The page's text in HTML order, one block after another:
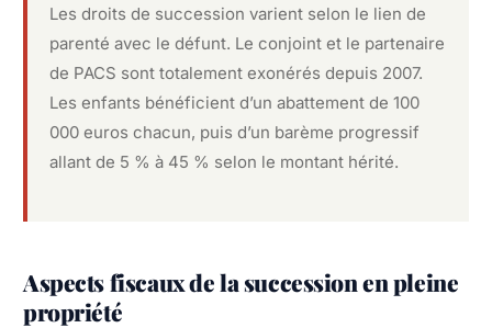
Les droits de succession varient selon le lien de
parenté avec le défunt. Le conjoint et le partenaire
de PACS sont totalement exonérés depuis 2007.
Les enfants bénéficient d’un abattement de 100
000 euros chacun, puis d’un barème progressif
allant de 5 % à 45 % selon le montant hérité.
Aspects fiscaux de la succession en pleine
propriété